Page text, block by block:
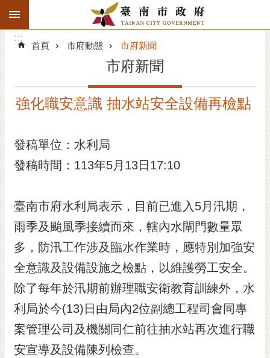
跳到主要內容區塊
搜
階
精彩府城
市府團隊
市政資訊
市民互動
黃
哲
螢
光
:::
:::
首頁 市府動態 市府新聞
市府新聞
強化職安意識 抽水站安全設備再檢點
發稿單位：水利局
發稿時間：113年5月13日17:10
臺南市府水利局表示，目前已進入5月汛期，
雨季及颱風季接續而來，轄內水閘門數量眾
多，防汛工作涉及臨水作業時，應特別加強安
全意識及設備設施之檢點，以維護勞工安全。
除了每年於汛期前辦理職安衛教育訓練外，水
利局於今(13)日由局內2位副總工程司會同專
案管理公司及機關同仁前往抽水站再次進行職
安宣導及設備陳列檢查。